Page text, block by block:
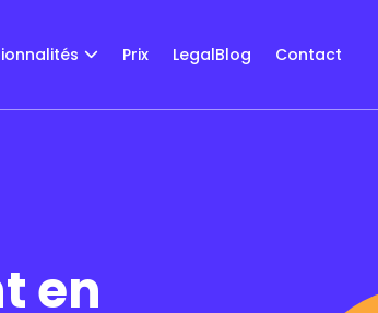
Prix LegalBlog Contact
en